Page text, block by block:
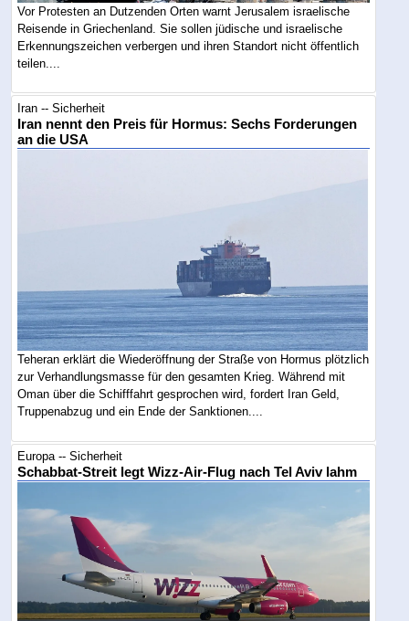
Vor Protesten an Dutzenden Orten warnt Jerusalem israelische
Reisende in Griechenland. Sie sollen jüdische und israelische
Erkennungszeichen verbergen und ihren Standort nicht öffentlich
teilen....
Iran -- Sicherheit
Iran nennt den Preis für Hormus: Sechs Forderungen
an die USA
Teheran erklärt die Wiederöffnung der Straße von Hormus plötzlich
zur Verhandlungsmasse für den gesamten Krieg. Während mit
Oman über die Schifffahrt gesprochen wird, fordert Iran Geld,
Truppenabzug und ein Ende der Sanktionen....
Europa -- Sicherheit
Schabbat-Streit legt Wizz-Air-Flug nach Tel Aviv lahm